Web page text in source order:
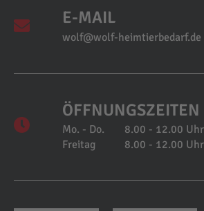
E-MAIL
wolf@wolf-heimtierbedarf.de
ÖFFNUNGSZEITEN
Mo. - Do. 8.00 - 12.00 Uhr
Freitag
8.00 - 12.00 Uhr